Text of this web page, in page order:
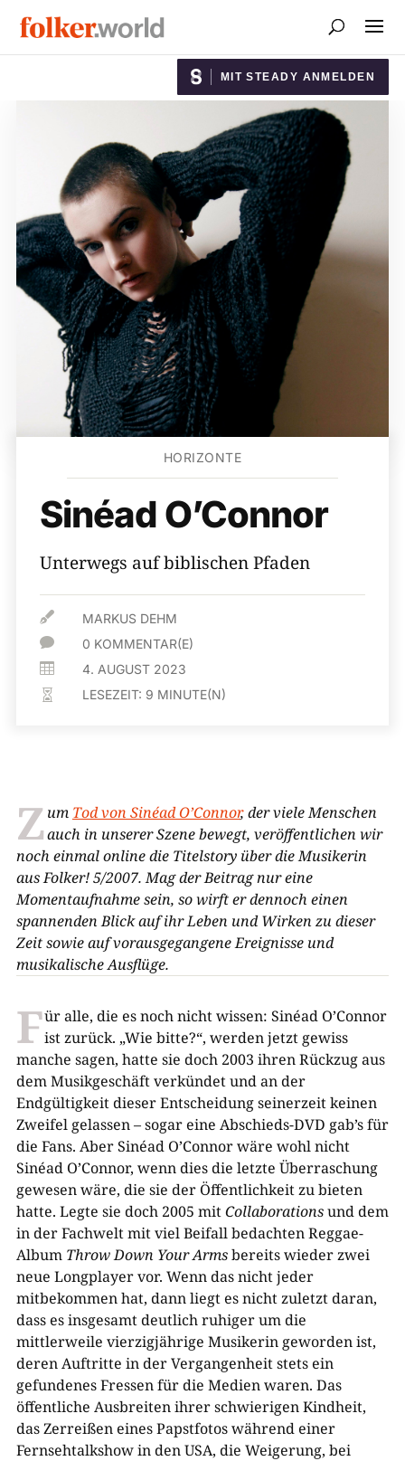
MIT STEADY ANMELDEN
HORIZONTE
Sinéad O’Connor
Unterwegs auf biblischen Pfaden
 MARKUS DEHM
 0 KOMMENTAR(E)
 4. AUGUST 2023
 LESEZEIT: 9 MINUTE(N)
Z um Tod von Sinéad O’Connor, der viele Menschen
auch in unserer Szene bewegt, veröffentlichen wir
noch einmal online die Titelstory über die Musikerin
aus Folker! 5/2007. Mag der Beitrag nur eine
Momentaufnahme sein, so wirft er dennoch einen
spannenden Blick auf ihr Leben und Wirken zu dieser
Zeit sowie auf vorausgegangene Ereignisse und
musikalische Ausflüge.
Für alle, die es noch nicht wissen: Sinéad O’Connor
ist zurück. „Wie bitte?“, werden jetzt gewiss
manche sagen, hatte sie doch 2003 ihren Rückzug aus
dem Musikgeschäft verkündet und an der
Endgültigkeit dieser Entscheidung seinerzeit keinen
Zweifel gelassen – sogar eine Abschieds-DVD gab’s für
die Fans. Aber Sinéad O’Connor wäre wohl nicht
Sinéad O’Connor, wenn dies die letzte Überraschung
gewesen wäre, die sie der Öffentlichkeit zu bieten
hatte. Legte sie doch 2005 mitCollaborationsund dem
in der Fachwelt mit viel Beifall bedachten Reggae-
Album ThrowDown Your Armsbereits wieder zwei
neue Longplayer vor. Wenn das nicht jeder
mitbekommen hat, dann liegt es nicht zuletzt daran,
dass es insgesamt deutlich ruhiger um die
mittlerweile vierzigjährige Musikerin geworden ist,
deren Auftritte in der Vergangenheit stets ein
gefundenes Fressen für die Medien waren. Das
öffentliche Ausbreiten ihrer schwierigen Kindheit,
das Zerreißen eines Papstfotos während einer
Fernsehtalkshow in den USA, die Weigerung, bei